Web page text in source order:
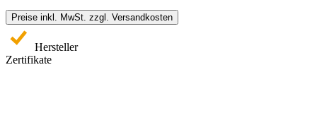
Preise inkl. MwSt. zzgl. Versandkosten
Hersteller
Zertifikate